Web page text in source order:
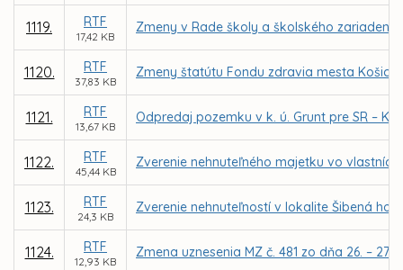
1119. RTF
17,42 KB
Zmeny v Rade školy a školského
1120. RTF
37,83 KB
Zmeny štatútu Fondu zdravia mesta Košice,
1121. RTF
13,67 KB
Odpredaj pozemku v k. ú. Grunt pre SR –
1122. RTF
45,44 KB
Zverenie nehnuteľného majetku vo
1123. RTF
24,3 KB
Zverenie nehnuteľností v lokalite Šibená
1124. RTF
12,93 KB
Zmena uznesenia MZ č. 481 zo dňa 26. – 27.